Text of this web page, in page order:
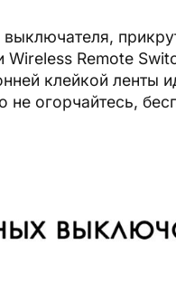
Remote
клейкой ленты
огорчайтесь,